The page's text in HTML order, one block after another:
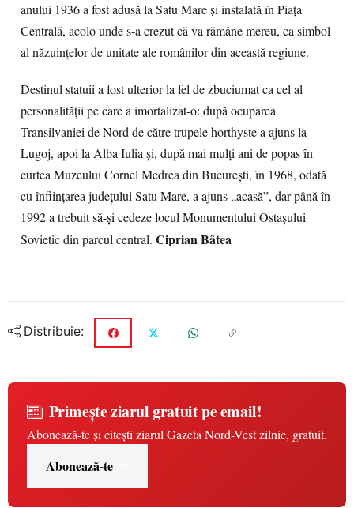
anului 1936 a fost adusă la Satu Mare şi instalată în Piaţa
Centrală, acolo unde s-a crezut că va rămâne mereu, ca simbol
al năzuinţelor de unitate ale românilor din această regiune.
Destinul statuii a fost ulterior la fel de zbuciumat ca cel al
personalităţii pe care a imortalizat-o: după ocuparea
Transilvaniei de Nord de către trupele horthyste a ajuns la
Lugoj, apoi la Alba Iulia şi, după mai mulţi ani de popas în
curtea Muzeului Cornel Medrea din Bucureşti, în 1968, odată
cu înfiinţarea judeţului Satu Mare, a ajuns „acasă”, dar până în
1992 a trebuit să-şi cedeze locul Monumentului Ostaşului
Sovietic din parcul central. Ciprian Bâtea
Distribuie:
Primește ziarul gratuit pe email!
Abonează-te și citești ziarul Gazeta Nord-Vest zilnic, gratuit.
Abonează-te